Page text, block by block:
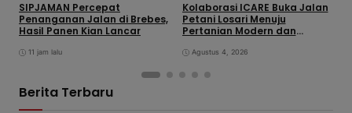
SIPJAMAN Percepat
Penanganan Jalan di Brebes,
Hasil Panen Kian Lancar
11 jam lalu
Kolaborasi ICARE Buka Jalan
Petani Losari Menuju
Pertanian Modern dan
Agustus 4, 2026
Berita Terbaru